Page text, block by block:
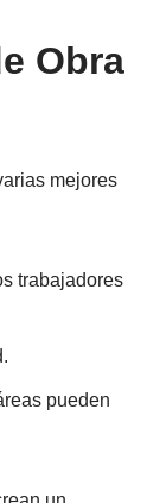
Obra
mejores
trabajadores
pueden